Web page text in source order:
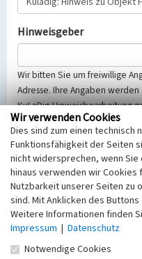
Hinweisgeber
Wir bitten Sie um freiwillige
Adresse. Ihre Angaben
KuLaDig-Hinweisbearbeitung
Selbstverständlich werden
Telemediengesetzes, des
dem 25.05.2018 gültigen
(EU-DSGVO) vertraulich
Hinweise zumDatenschutz
Nachricht
Wir verwenden Cookies
Dies sind zum einen technisch
Funktionsfähigkeit der Seiten
nicht widersprechen, wenn
hinaus verwenden wir Cookies
Nutzbarkeit unserer Seiten zu
sind. Mit Anklicken des
Weitere Informationen finden
Impressum | Datenschutz
Notwendige Cookies